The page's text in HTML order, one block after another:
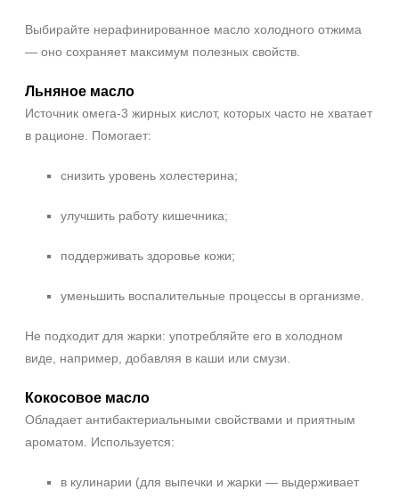
Процедура
Пилинг
Выбирайте нерафинированное масло холодного отжима
— оно сохраняет максимум полезных свойств.
Льняное масло
Источник омега‑3 жирных кислот, которых часто не хватает
в рационе. Помогает:
снизить уровень холестерина;
улучшить работу кишечника;
поддерживать здоровье кожи;
уменьшить воспалительные процессы в организме.
Не подходит для жарки: употребляйте его в холодном
виде, например, добавляя в каши или смузи.
Кокосовое масло
Обладает антибактериальными свойствами и приятным
ароматом. Используется:
в кулинарии (для выпечки и жарки — выдерживает